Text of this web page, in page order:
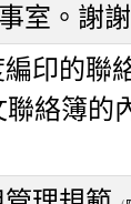
室。謝謝
印的聯
絡簿的